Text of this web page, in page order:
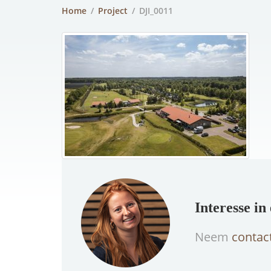
Home / Project / DJI_0011
Interesse in
Neem